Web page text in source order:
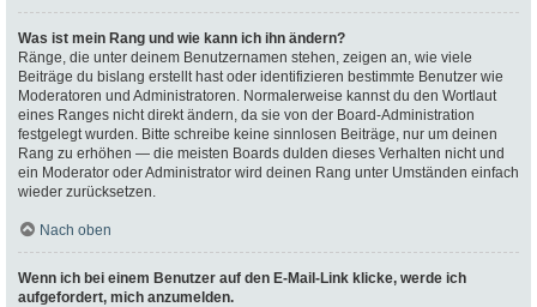
Was ist mein Rang und wie kann ich ihn ändern?
Ränge, die unter deinem Benutzernamen stehen, zeigen an, wie viele
Beiträge du bislang erstellt hast oder identifizieren bestimmte Benutzer wie
Moderatoren und Administratoren. Normalerweise kannst du den Wortlaut
eines Ranges nicht direkt ändern, da sie von der Board-Administration
festgelegt wurden. Bitte schreibe keine sinnlosen Beiträge, nur um deinen
Rang zu erhöhen — die meisten Boards dulden dieses Verhalten nicht und
ein Moderator oder Administrator wird deinen Rang unter Umständen einfach
wieder zurücksetzen.
Nach oben
Wenn ich bei einem Benutzer auf den E-Mail-Link klicke, werde ich
aufgefordert, mich anzumelden.